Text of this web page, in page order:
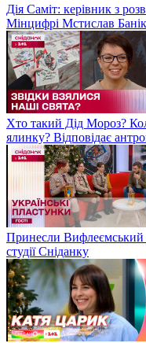
Дія Саміт: керівник з
Мінцифрі Мстислав
Хто такий Дід Мороз?
ялинку? Відповідає
Принесли Вифлеємський
студії Сніданку